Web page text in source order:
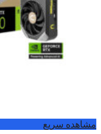
مشاهده سریع